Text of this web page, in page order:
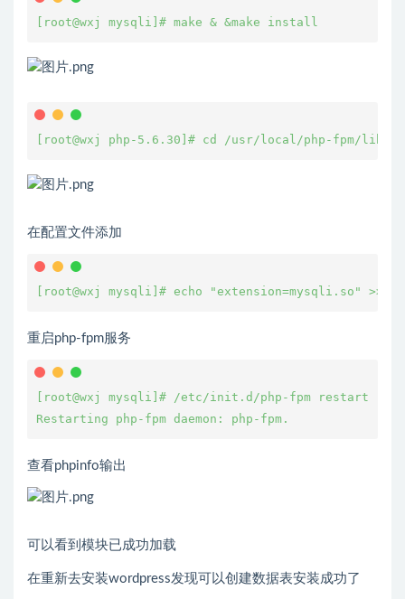
[root@wxj mysqli]# make & &make install
[root@wxj php-5.6.30]# cd /usr/local/php-fpm/lib/
在配置文件添加
[root@wxj mysqli]# echo "extension=mysqli.so"
重启php-fpm服务
[root@wxj mysqli]# /etc/init.d/php-fpm restart
Restarting php-fpm daemon: php-fpm.
查看phpinfo输出
可以看到模块已成功加载
在重新去安装wordpress发现可以创建数据表安装成功了